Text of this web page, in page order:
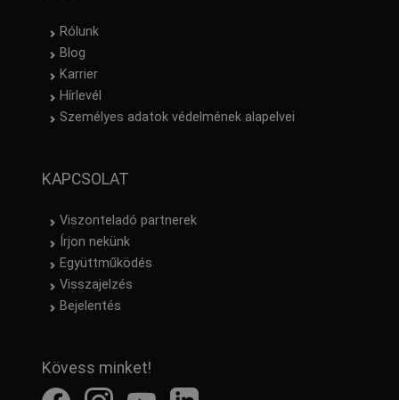
Rólunk
Blog
Karrier
Hírlevél
Személyes adatok védelmének alapelvei
KAPCSOLAT
Viszonteladó partnerek
Írjon nekünk
Együttműködés
Visszajelzés
Bejelentés
Kövess minket!